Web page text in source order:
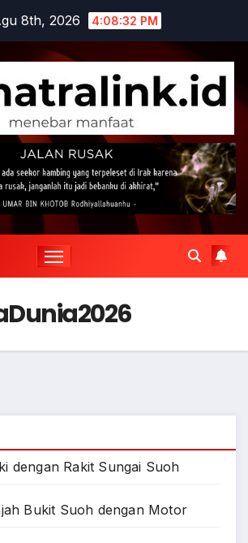
8th, 2026 4:08:32 PM
dengan Rakit Sungai Suoh
Bukit Suoh dengan Motor